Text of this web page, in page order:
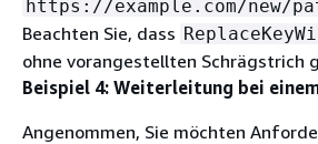
https://example.com/new/
Beachten Sie, dass
ohne vorangestellten Schrägstrich
Beispiel 4: Weiterleitung bei
Angenommen, Sie möchten